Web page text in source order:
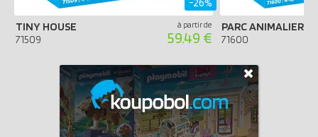
TINY HOUSE
71509
à partir de
59.49 €
-26%
71600